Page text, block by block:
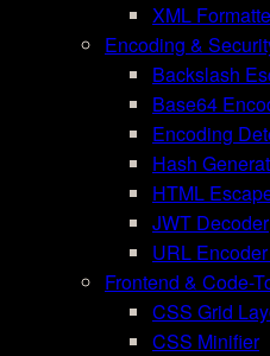
XML
Encoding &
Backslash
Base64
Encoding
Hash
HTML
JWT Decoder
URL
Frontend & Code-
CSS Grid
CSS Minifier